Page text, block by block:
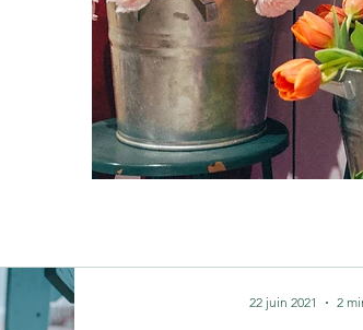
22 juin 2021 2